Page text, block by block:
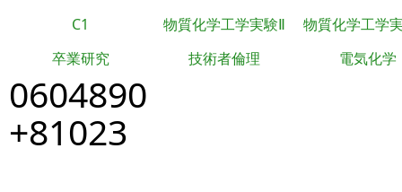
C1 物質化学工学実験Ⅱ
物質化学工学
卒業研究
技術者倫理 電気化学
0604890
+81023